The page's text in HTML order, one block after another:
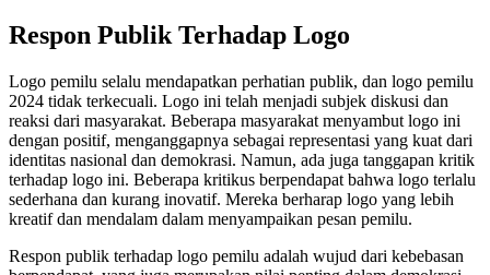
Respon Publik Terhadap Logo
Logo pemilu selalu mendapatkan perhatian publik, dan logo pemilu
2024 tidak terkecuali. Logo ini telah menjadi subjek diskusi dan
reaksi dari masyarakat. Beberapa masyarakat menyambut logo ini
dengan positif, menganggapnya sebagai representasi yang kuat dari
identitas nasional dan demokrasi. Namun, ada juga tanggapan kritik
terhadap logo ini. Beberapa kritikus berpendapat bahwa logo terlalu
sederhana dan kurang inovatif. Mereka berharap logo yang lebih
kreatif dan mendalam dalam menyampaikan pesan pemilu.
Respon publik terhadap logo pemilu adalah wujud dari kebebasan